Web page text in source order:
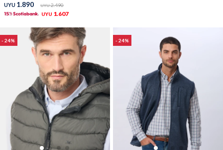
UYU 1.890 UYU 2.490
UYU 1.607
24 24